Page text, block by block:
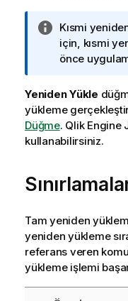
B
i
l
i
n
t
Kısmi
için, kısmi
önce
Yeniden Yükle
yükleme
Düğme. Qlik Engine
kullanabilirsiniz.
Tam yeniden
yeniden yükleme
referans veren
yükleme işlemi